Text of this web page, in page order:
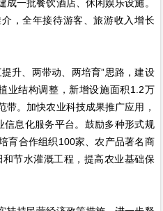
一批餐饮酒店、休闲娱乐设施。
，全年接待游客、旅游收入增长
升、两带动、两培育”思路，建设
业结构调整，新增设施面积1.2万
。加快农业科技成果推广应用，
息化服务平台。鼓励多种形式规
育合作组织100家、农产品著名商
节水灌溉工程，提高农业基础保